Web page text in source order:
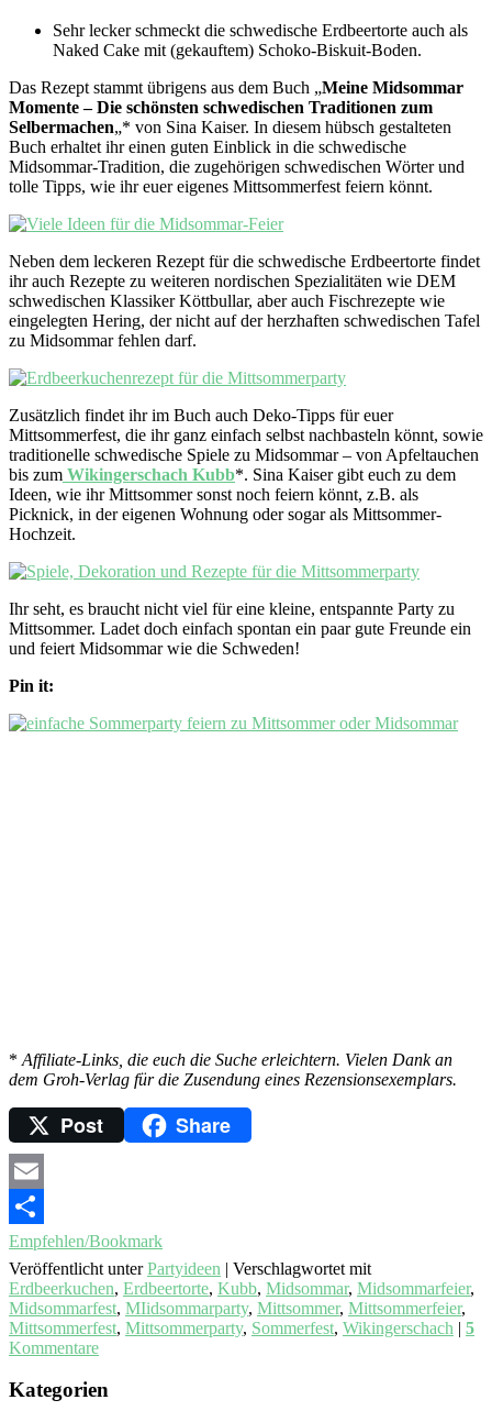
Sehr lecker schmeckt die schwedische Erdbeertorte auch als
Naked Cake mit (gekauftem) Schoko-Biskuit-Boden.
Das Rezept stammt übrigens aus dem Buch „Meine Midsommar
Momente – Die schönsten schwedischen Traditionen zum
Selbermachen„* von Sina Kaiser. In diesem hübsch gestalteten
Buch erhaltet ihr einen guten Einblick in die schwedische
Midsommar-Tradition, die zugehörigen schwedischen Wörter und
tolle Tipps, wie ihr euer eigenes Mittsommerfest feiern könnt.
Neben dem leckeren Rezept für die schwedische Erdbeertorte findet
ihr auch Rezepte zu weiteren nordischen Spezialitäten wie DEM
schwedischen Klassiker Köttbullar, aber auch Fischrezepte wie
eingelegten Hering, der nicht auf der herzhaften schwedischen Tafel
zu Midsommar fehlen darf.
Zusätzlich findet ihr im Buch auch Deko-Tipps für euer
Mittsommerfest, die ihr ganz einfach selbst nachbasteln könnt, sowie
traditionelle schwedische Spiele zu Midsommar – von Apfeltauchen
bis zum Wikingerschach Kubb*. Sina Kaiser gibt euch zu dem
Ideen, wie ihr Mittsommer sonst noch feiern könnt, z.B. als
Picknick, in der eigenen Wohnung oder sogar als Mittsommer-
Hochzeit.
Ihr seht, es braucht nicht viel für eine kleine, entspannte Party zu
Mittsommer. Ladet doch einfach spontan ein paar gute Freunde ein
und feiert Midsommar wie die Schweden!
Pin it:
* Affiliate-Links, die euch die Suche erleichtern. Vielen Dank an
dem Groh-Verlag für die Zusendung eines Rezensionsexemplars.
Post Share
Email
Empfehlen/Bookmark
Veröffentlicht unter Partyideen | Verschlagwortet mit
Erdbeerkuchen, Erdbeertorte, Kubb, Midsommar, Midsommarfeier,
Midsommarfest, MIidsommarparty, Mittsommer, Mittsommerfeier,
Mittsommerfest, Mittsommerparty, Sommerfest, Wikingerschach | 5
Kommentare
Kategorien